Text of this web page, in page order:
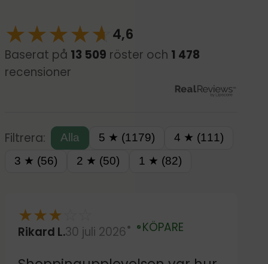
★★★★☆
★ 4,6
Baserat på 13 509 röster och 1 478
recensioner
Filtrera: Alla 5 ★ (1179)
4 ★ (111)
3 ★ (56)
2 ★ (50) 1 ★ (82)
★★★
Rikard L.30 juli 2026 Verifierad
KÖPARE